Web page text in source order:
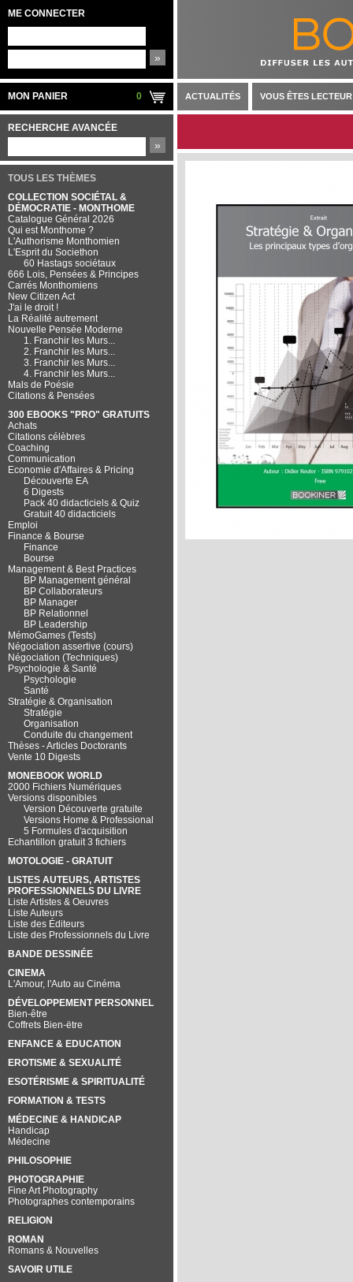
ME CONNECTER
»
MON PANIER 0
RECHERCHE AVANCÉE
»
TOUS LES THÈMES
COLLECTION SOCIÉTAL &
DÉMOCRATIE - MONTHOME
Catalogue Général 2026
Qui est Monthome ?
L'Authorisme Monthomien
L'Esprit du Societhon
60 Hastags sociétaux
666 Lois, Pensées & Principes
Carrés Monthomiens
New Citizen Act
J'ai le droit !
La Réalité autrement
Nouvelle Pensée Moderne
1. Franchir les Murs...
2. Franchir les Murs...
3. Franchir les Murs...
4. Franchir les Murs...
Mals de Poésie
Citations & Pensées
300 EBOOKS "PRO" GRATUITS
Achats
Citations célèbres
Coaching
Communication
Economie d'Affaires & Pricing
Découverte EA
6 Digests
Pack 40 didacticiels & Quiz
Gratuit 40 didacticiels
Emploi
Finance & Bourse
Finance
Bourse
Management & Best Practices
BP Management général
BP Collaborateurs
BP Manager
BP Relationnel
BP Leadership
MémoGames (Tests)
Négociation assertive (cours)
Négociation (Techniques)
Psychologie & Santé
Psychologie
Santé
Stratégie & Organisation
Stratégie
Organisation
Conduite du changement
Thèses - Articles Doctorants
Vente 10 Digests
MONEBOOK WORLD
2000 Fichiers Numériques
Versions disponibles
Version Découverte gratuite
Versions Home & Professional
5 Formules d'acquisition
Echantillon gratuit 3 fichiers
MOTOLOGIE - GRATUIT
LISTES AUTEURS, ARTISTES
PROFESSIONNELS DU LIVRE
Liste Artistes & Oeuvres
Liste Auteurs
Liste des Éditeurs
Liste des Professionnels du Livre
BANDE DESSINÉE
CINEMA
L'Amour, l'Auto au Cinéma
DÉVELOPPEMENT PERSONNEL
Bien-être
Coffrets Bien-ëtre
ENFANCE & EDUCATION
EROTISME & SEXUALITÉ
ESOTÉRISME & SPIRITUALITÉ
FORMATION & TESTS
MÉDECINE & HANDICAP
Handicap
Médecine
PHILOSOPHIE
PHOTOGRAPHIE
Fine Art Photography
Photographes contemporains
RELIGION
ROMAN
Romans & Nouvelles
SAVOIR UTILE
ACTUALITÉS VOUS ÊTES LECTEUR